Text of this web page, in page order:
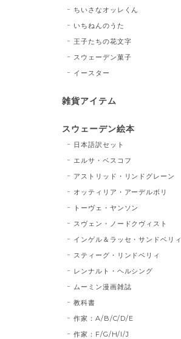
ちいさなオッレくん
いちねんのうた
王子たちの花文字
スウェーデン菓子
イースター
雑貨アイテム
スウェーデン絵本
日本語訳セット
エルサ・ベスコフ
アストリッド・リンドグレーン
オッティリア・アーデルボリ
トーヴェ・ヤンソン
スヴェン・ノードクヴィスト
インゲル＆ラッセ・サンドベリィ
スティーグ・リンドベリィ
レンナルト・ヘルシング
ムーミン漫画雑誌
教科書
作家：A/B/C/D/E
作家：F/G/H/I/J